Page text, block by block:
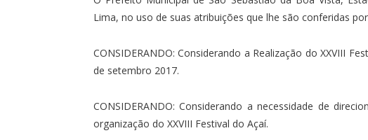
Lima, no uso de suas atribuições que lhe são conferidas
CONSIDERANDO: Considerando a Realização do XXVIII
de setembro 2017.
CONSIDERANDO: Considerando a necessidade de
organização do XXVIII Festival do Açaí.